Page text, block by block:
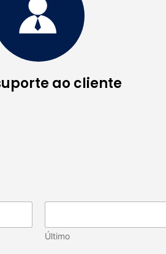
ao cliente
Último